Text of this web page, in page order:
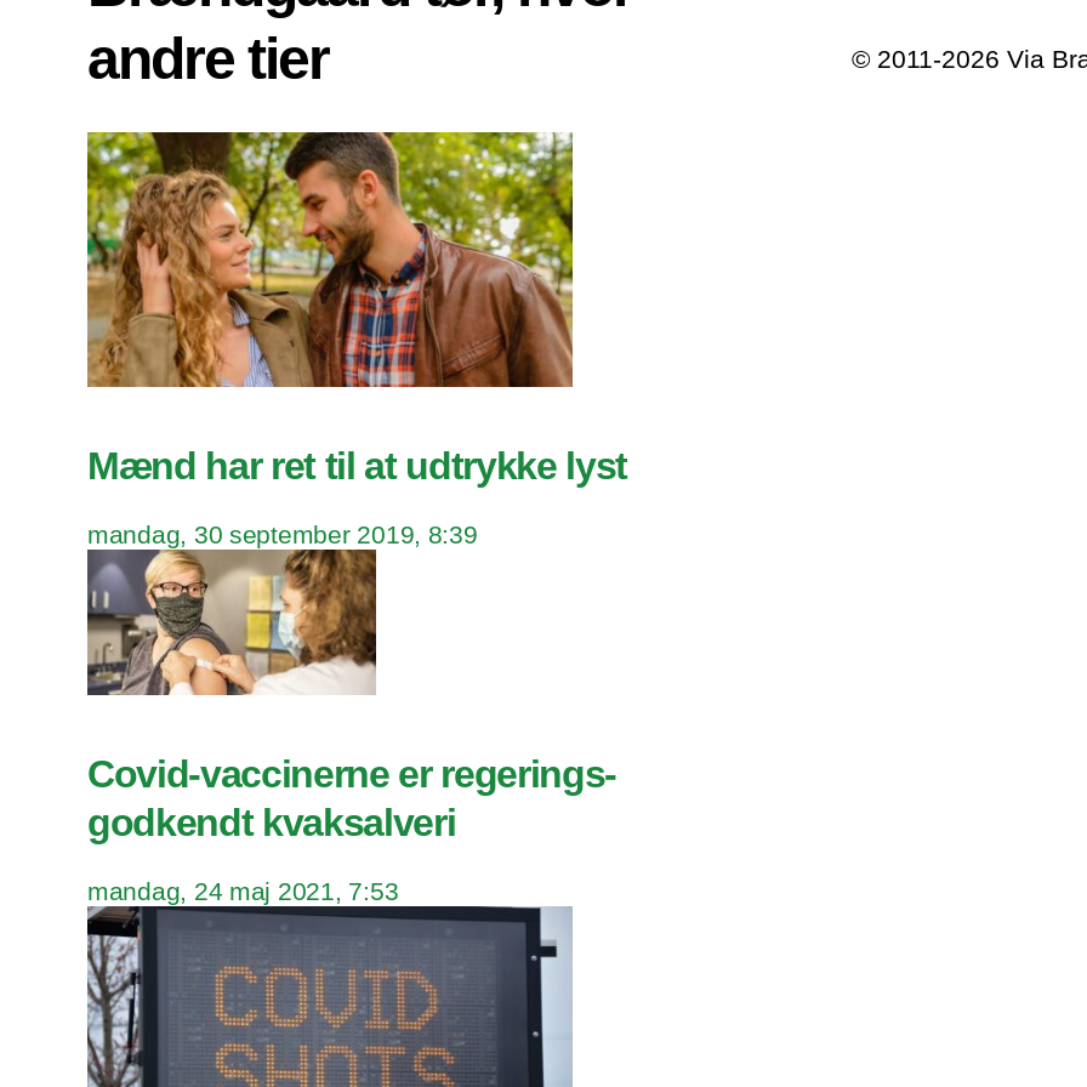
andre tier
Mænd har ret til at udtrykke lyst
mandag, 30 september 2019, 8:39
Covid-vaccinerne er regerings-
godkendt kvaksalveri
mandag, 24 maj 2021, 7:53
© 2011-2026 Via